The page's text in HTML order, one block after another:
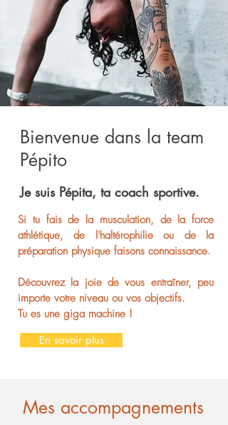
Bienvenue dans la team
Pépito
Je suis Pépita, ta coach sportive.
Si tu fais de la musculation, de la force
athlétique, de l'haltérophilie ou de la
préparation physique faisons connaissance.
Découvrez la joie de vous entraîner, peu
importe votre niveau ou vos objectifs.
Tu es une giga machine !
En savoir plus
Mes accompagnements